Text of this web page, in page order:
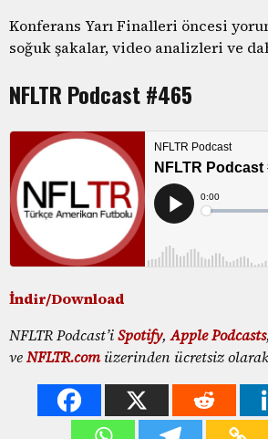
Konferans Yarı Finalleri öncesi
soğuk şakalar, video analizleri ve
NFLTR Podcast #465
İndir/Download
NFLTR Podcast’iSpotify,Apple Podcasts,
veNFLTR.comüzerinden ücretsiz